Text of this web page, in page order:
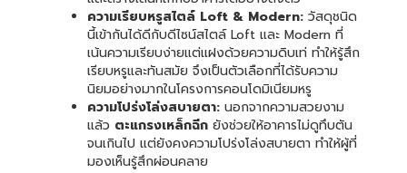
ความเรียบหรูสไตล์ Loft & Modern: วัสดุชนิด
นี้เข้ากันได้ดีกับดีไซน์สไตล์ Loft และ Modern ที่
เน้นความเรียบง่ายแต่แฝงด้วยความดิบเท่ ทำให้รู้สึก
เรียบหรูและทันสมัย จึงเป็นตัวเลือกที่ได้รับความ
นิยมอย่างมากในโครงการคอนโดมิเนียมหรู
ความโปร่งโล่งสบายตา: นอกจากความสวยงาม
แล้ว ตะแกรงเหล็กฉีก ยังช่วยให้อาคารไม่ดูทึบตัน
จนเกินไป แต่ยังคงความโปร่งโล่งสบายตา ทำให้ผู้ที่
มองเห็นรู้สึกผ่อนคลาย